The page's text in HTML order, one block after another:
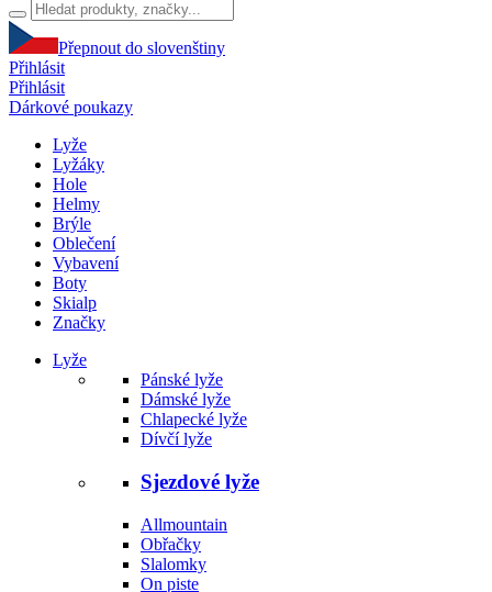
Přepnout do slovenštiny
Přihlásit
Přihlásit
Dárkové poukazy
Lyže
Lyžáky
Hole
Helmy
Brýle
Oblečení
Vybavení
Boty
Skialp
Značky
Lyže
Pánské lyže
Dámské lyže
Chlapecké lyže
Dívčí lyže
Sjezdové lyže
Allmountain
Obřačky
Slalomky
On piste